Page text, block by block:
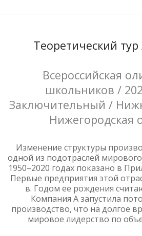
Теоретический
Всероссийская
школьников /
Заключительный /
Нижегородская
Изменение структуры
одной из подотраслей
1950–2020 годах показано в
Первые предприятия этой
в. Годом ее рождения
Компания А запустила
производство, что на долгое
мировое лидерство по